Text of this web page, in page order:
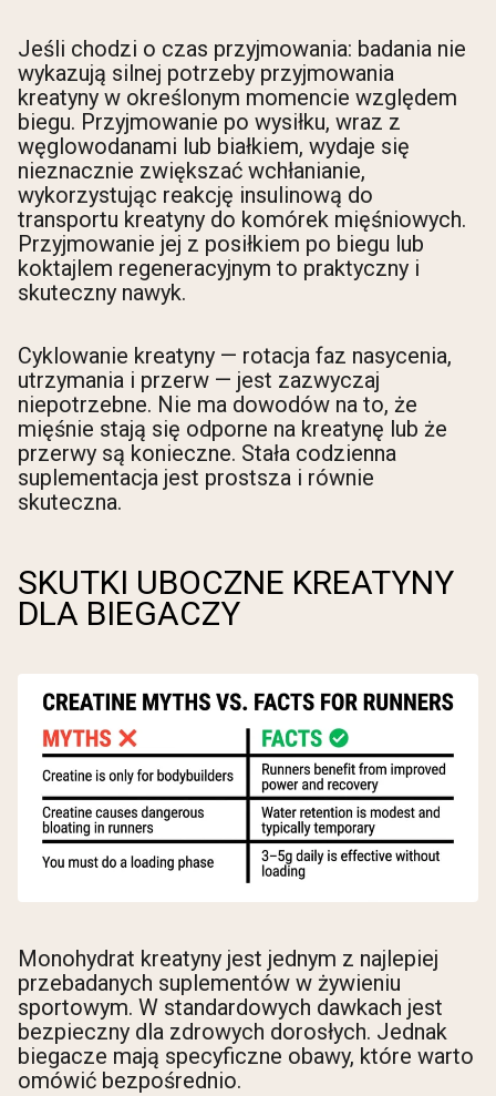
Jeśli chodzi o czas przyjmowania: badania nie
wykazują silnej potrzeby przyjmowania
kreatyny w określonym momencie względem
biegu. Przyjmowanie po wysiłku, wraz z
węglowodanami lub białkiem, wydaje się
nieznacznie zwiększać wchłanianie,
wykorzystując reakcję insulinową do
transportu kreatyny do komórek mięśniowych.
Przyjmowanie jej z posiłkiem po biegu lub
koktajlem regeneracyjnym to praktyczny i
skuteczny nawyk.
Cyklowanie kreatyny — rotacja faz nasycenia,
utrzymania i przerw — jest zazwyczaj
niepotrzebne. Nie ma dowodów na to, że
mięśnie stają się odporne na kreatynę lub że
przerwy są konieczne. Stała codzienna
suplementacja jest prostsza i równie
skuteczna.
SKUTKI UBOCZNE KREATYNY
DLA BIEGACZY
Monohydrat kreatyny jest jednym z najlepiej
przebadanych suplementów w żywieniu
sportowym. W standardowych dawkach jest
bezpieczny dla zdrowych dorosłych. Jednak
biegacze mają specyficzne obawy, które warto
omówić bezpośrednio.